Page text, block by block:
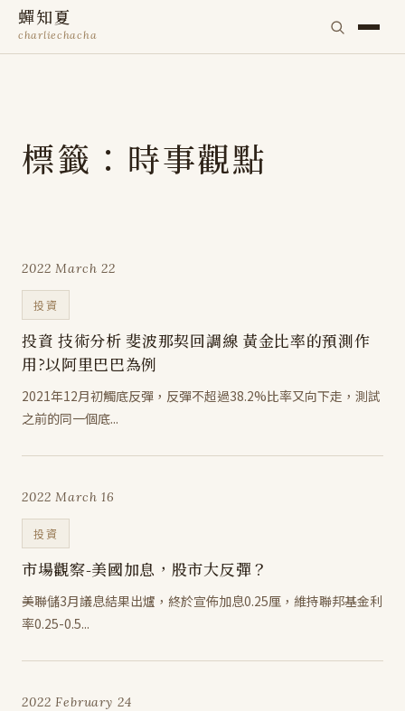
蟬知夏
charliechacha
標籤：時事觀點
2022 March 22
投資
投資 技術分析 斐波那契回調線 黃金比率的預測作
用?以阿里巴巴為例
2021年12月初觸底反彈，反彈不超過38.2%比率又向下走，測試
之前的同一個底...
2022 March 16
投資
市場觀察-美國加息，股市大反彈？
美聯儲3月議息結果出爐，終於宣佈加息0.25厘，維持聯邦基金利
率0.25-0.5...
2022 February 24